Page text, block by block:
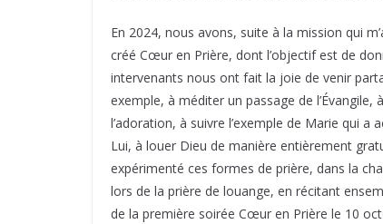
En 2024, nous avons, suite à la mission qui
créé Cœur en Prière, dont l’objectif est de
intervenants nous ont fait la joie de venir
exemple, à méditer un passage de
l’adoration, à suivre l’exemple de Marie qui
Lui, à louer Dieu de manière entièrement
expérimenté ces formes de prière, dans la
lors de la prière de louange, en récitant
de la première soirée Cœur en Prière le 10